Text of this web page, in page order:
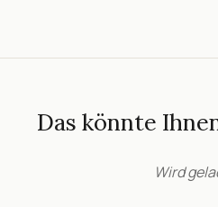
Das könnte
Wird